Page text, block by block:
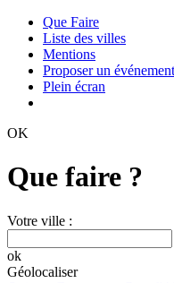
Que Faire
Liste des villes
Mentions
Proposer un événement
Plein écran
OK
Que faire ?
Votre ville :
ok
Géolocaliser